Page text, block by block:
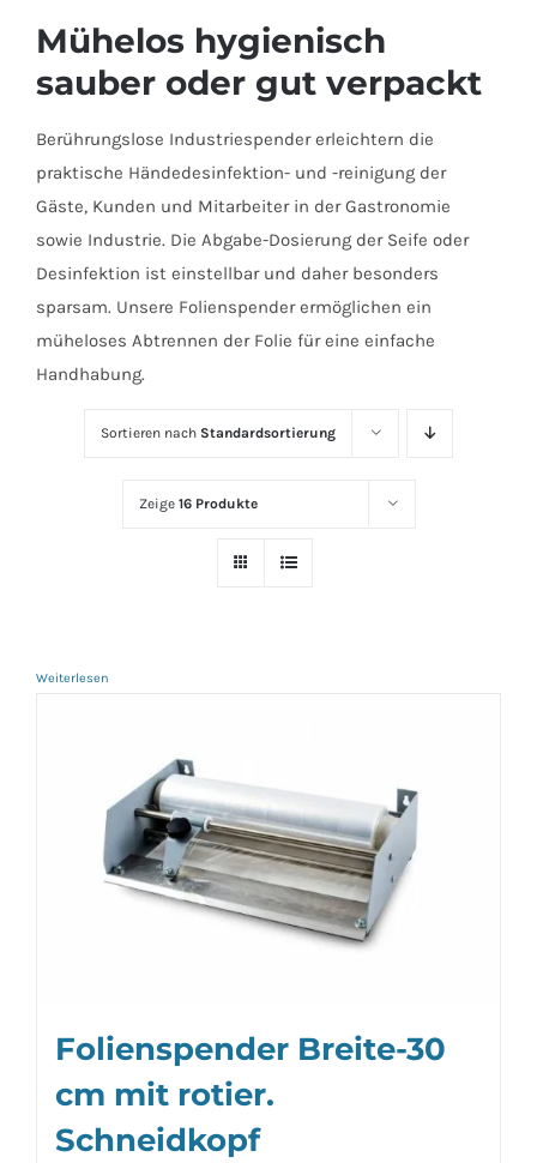
Mühelos hygienisch
sauber oder gut verpackt
Berührungslose Industriespender erleichtern die
praktische Händedesinfektion- und -reinigung der
Gäste, Kunden und Mitarbeiter in der Gastronomie
sowie Industrie. Die Abgabe-Dosierung der Seife oder
Desinfektion ist einstellbar und daher besonders
sparsam. Unsere Folienspender ermöglichen ein
müheloses Abtrennen der Folie für eine einfache
Handhabung.
Sortieren nach Standardsortierung
Zeige 16 Produkte
Weiterlesen
Folienspender Breite-30
cm mit rotier.
Schneidkopf